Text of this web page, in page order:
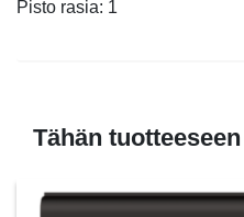
Pisto rasia: 1
Tähän